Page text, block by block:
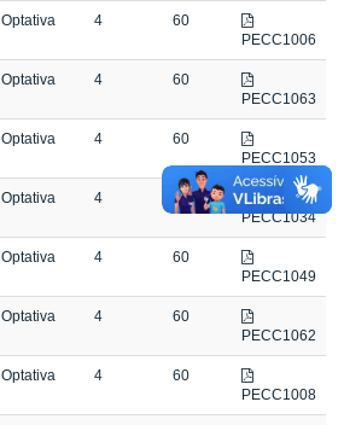
Optativa 4
60
PECC1006
Optativa 4
60
PECC1063
Optativa 4
60
PECC1053
Optativa 4
60
PECC1034
Optativa 4
60
PECC1049
Optativa 4
60
PECC1062
Optativa 4
60
PECC1008